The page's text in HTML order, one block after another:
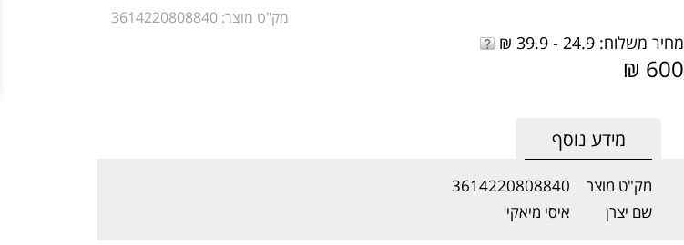
מק"ט מוצר: 3614220808840
מחיר משלוח: 24.9 - 39.9 ₪
600 ₪
מידע נוסף
מק"ט מוצר
3614220808840
שם יצרן
איסי מיאקי